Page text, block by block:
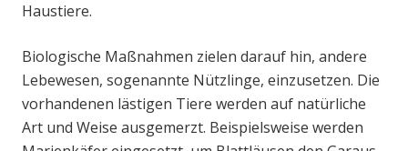
Haustiere.
Biologische Maßnahmen zielen darauf hin, andere
Lebewesen, sogenannte Nützlinge, einzusetzen. Die
vorhandenen lästigen Tiere werden auf natürliche
Art und Weise ausgemerzt. Beispielsweise werden